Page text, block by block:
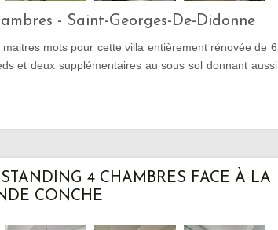
- Saint-Georges-De-Didonne
mots pour cette villa entièrement rénovée de 6
et deux supplémentaires au sous sol donnant aussi
4 CHAMBRES FACE À LA
CONCHE